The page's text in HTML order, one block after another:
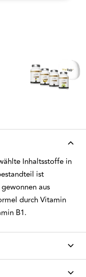
Inhaltsstoffe in
ist
aus
durch Vitamin
B1.